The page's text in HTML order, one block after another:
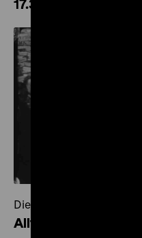
17.30 Uhr
Die „Kriegsfilmchronik“
Alltag und